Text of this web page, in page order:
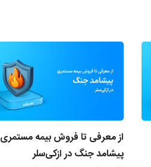
از معرفی تا فروش بیمه مستمری
پیشامد جنگ در ازکی‌سلر